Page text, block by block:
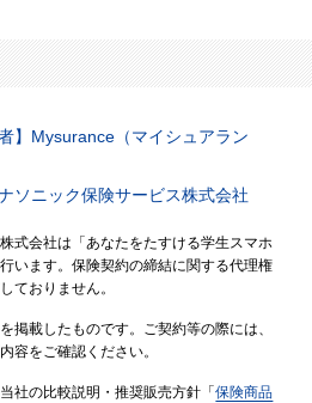
】Mysurance（マイシュアラン
ソニック保険サービス株式会社
式会社は「あなたをたすける学生スマホ
います。保険契約の締結に関する代理権
ておりません。
掲載したものです。ご契約等の際には、
容をご確認ください。
社の比較説明・推奨販売方針「保険商品